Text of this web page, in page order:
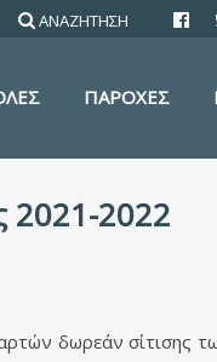
ΑΝΑΖΗΤΗΣΗ
ΠΑΡΟΧΕΣ
2021-2022
δωρεάν σίτισης